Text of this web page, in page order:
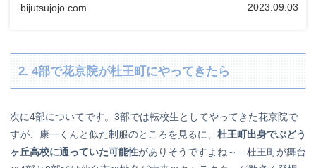
bijutsujojo.com 2023.09.03
2. 4部で花京院が杜王町にやってきたら
次に4部についてです。3部では転校生としてやってきた花京院で
すが、康一くんと似た制服のところを見るに、 杜王町出身でぶどう
ヶ丘高校に通っていた可能性がありそうですよね～…杜王町が舞台